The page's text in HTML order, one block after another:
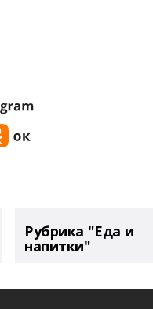
Рубрика "Еда и
напитки"